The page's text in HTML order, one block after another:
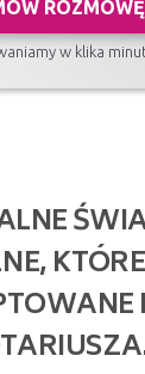
ROZMOWĘ
w klika